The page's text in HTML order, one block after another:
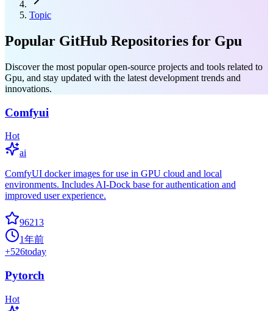
Topic
Popular GitHub Repositories for Gpu
Discover the most popular open-source projects and tools related to
Gpu, and stay updated with the latest development trends and
innovations.
Comfyui
Hot
ai
ComfyUI docker images for use in GPU cloud and local
environments. Includes AI-Dock base for authentication and
improved user experience.
96213
1年前
+526today
Pytorch
Hot